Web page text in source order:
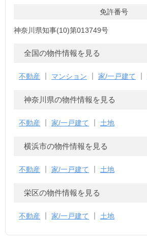
免許番号
神奈川県知事(10)第013749号
全国の物件情報を見る
不動産 マンション 家/一戸建て
神奈川県の物件情報を見る
不動産 家/一戸建て 土地
横浜市の物件情報を見る
不動産 家/一戸建て 土地
栄区の物件情報を見る
不動産 家/一戸建て 土地